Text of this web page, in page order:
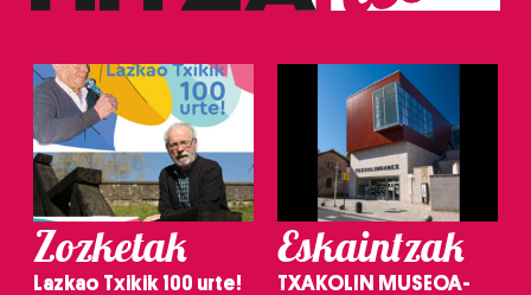
Zozketak
Lazkao Txikik 100 urte!
Eskaintzak
TXAKOLIN MUSEOA-